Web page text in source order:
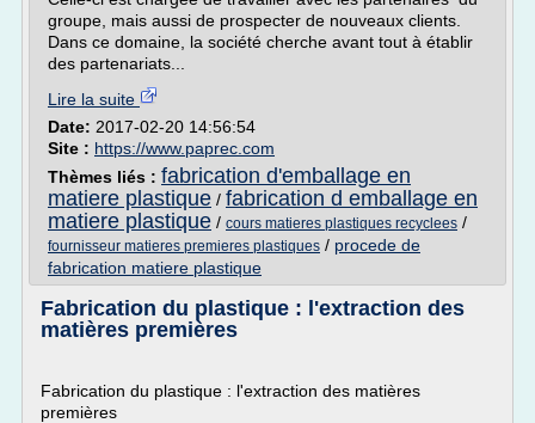
groupe, mais aussi de prospecter de nouveaux clients.
Dans ce domaine, la société cherche avant tout à établir
des partenariats...
Lire la suite
Date: 2017-02-20 14:56:54
Site : https://www.paprec.com
Thèmes liés : fabrication d'emballage en
matiere plastique / fabrication d emballage en
matiere plastique / cours matieres plastiques recyclees /
fournisseur matieres premieres plastiques / procede de
fabrication matiere plastique
Fabrication du plastique : l'extraction des
matières premières
Fabrication du plastique : l'extraction des matières
premières